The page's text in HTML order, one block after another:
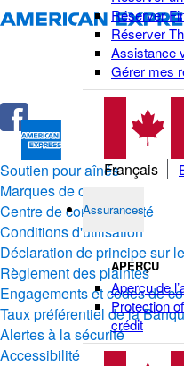
Réserver
Réserver
Assistance
Gérer mes
Français
Assurances
APERÇU
Aperçu de
Protection
crédit
Soutien pour aînés
Marques de commerce
Centre de confidentialité
Conditions d'utilisation
Déclaration de principe sur
Règlement des plaintes
Engagements et codes de
Taux préférentiel de la
Alertes à la sécurité
Accessibilité